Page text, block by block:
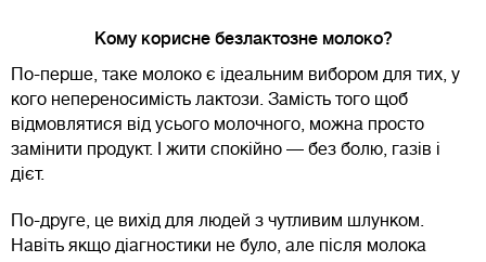
Кому корисне безлактозне молоко?
По-перше, таке молоко є ідеальним вибором для тих, у
кого непереносимість лактози. Замість того щоб
відмовлятися від усього молочного, можна просто
замінити продукт. І жити спокійно — без болю, газів і
дієт.
По-друге, це вихід для людей з чутливим шлунком.
Навіть якщо діагностики не було, але після молока